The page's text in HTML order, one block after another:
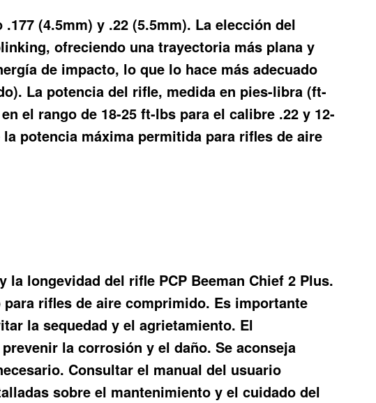
(4.5mm) y .22 (5.5mm). La elección del
ofreciendo una trayectoria más plana y
de impacto, lo que lo hace más adecuado
La potencia del rifle, medida en pies-libra (ft-
el rango de 18-25 ft-lbs para el calibre .22 y 12-
potencia máxima permitida para rifles de aire
longevidad del rifle PCP Beeman Chief 2 Plus.
rifles de aire comprimido. Es importante
la sequedad y el agrietamiento. El
la corrosión y el daño. Se aconseja
Consultar el manual del usuario
sobre el mantenimiento y el cuidado del